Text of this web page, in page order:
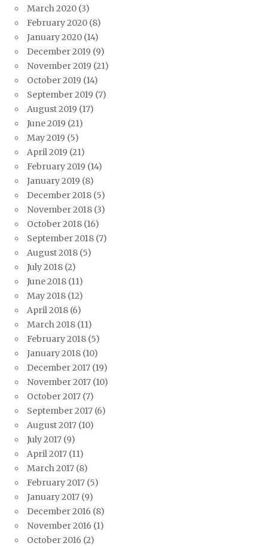
March 2020 (3)
February 2020 (8)
January 2020 (14)
December 2019 (9)
November 2019 (21)
October 2019 (14)
September 2019 (7)
August 2019 (17)
June 2019 (21)
May 2019 (5)
April 2019 (21)
February 2019 (14)
January 2019 (8)
December 2018 (5)
November 2018 (3)
October 2018 (16)
September 2018 (7)
August 2018 (5)
July 2018 (2)
June 2018 (11)
May 2018 (12)
April 2018 (6)
March 2018 (11)
February 2018 (5)
January 2018 (10)
December 2017 (19)
November 2017 (10)
October 2017 (7)
September 2017 (6)
August 2017 (10)
July 2017 (9)
April 2017 (11)
March 2017 (8)
February 2017 (5)
January 2017 (9)
December 2016 (8)
November 2016 (1)
October 2016 (2)